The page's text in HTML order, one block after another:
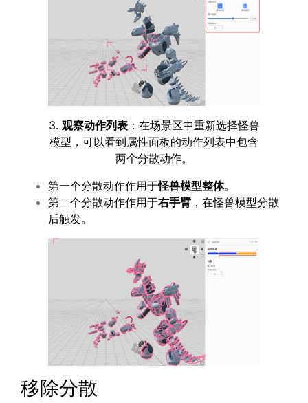
3. 观察动作列表：在场景区中重新选择怪兽
模型，可以看到属性面板的动作列表中包含
两个分散动作。
第一个分散动作作用于怪兽模型整体。
第二个分散动作作用于右手臂 ，在怪兽模型分散
后触发。
移除分散